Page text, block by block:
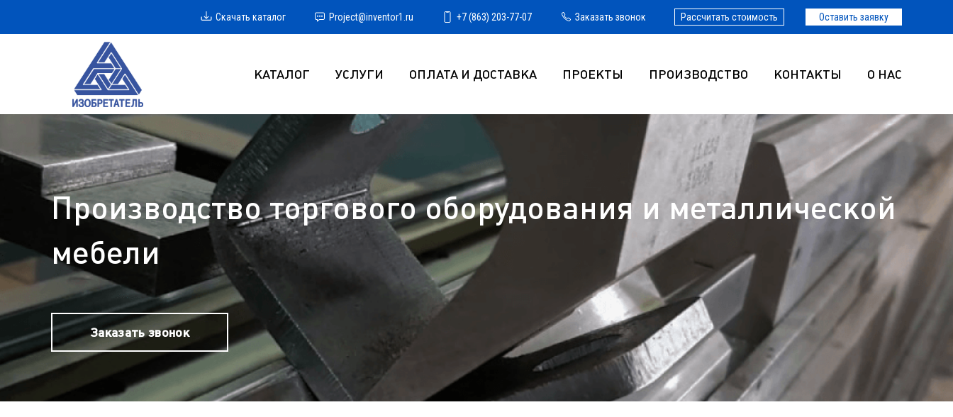
Скачать каталог Project@inventor1.ru +7 (863) 203-77-07 Заказать звонок Рассчитать стоимость Оставить заявку
КАТАЛОГ УСЛУГИ ОПЛАТА И ДОСТАВКА ПРОЕКТЫ ПРОИЗВОДСТВО КОНТАКТЫ О НАС
Производство торгового оборудования и металлической
мебели
Заказать звонок